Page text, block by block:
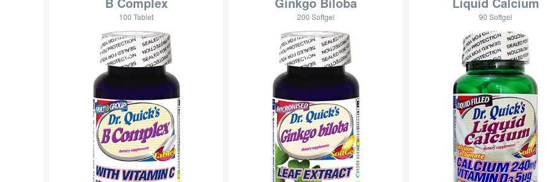
100 Tablet 200 Softgel 90 Softgel